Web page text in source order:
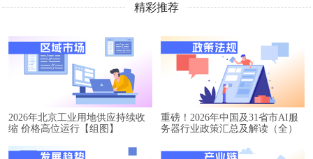
精彩推荐
2026年北京工业用地供应持续收
缩 价格高位运行【组图】
重磅！2026年中国及31省市AI服
务器行业政策汇总及解读（全）